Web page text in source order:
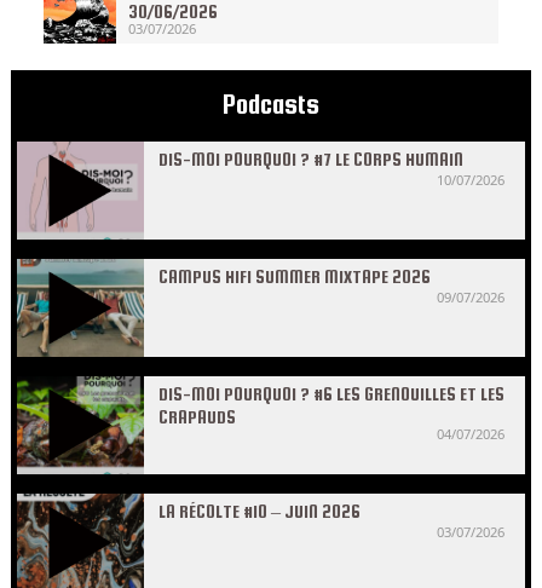
30/06/2026
03/07/2026
Podcasts
DIS-MOI POURQUOI ? #7 LE CORPS HUMAIN
10/07/2026
CAMPUS HIFI SUMMER MIXTAPE 2026
09/07/2026
DIS-MOI POURQUOI ? #6 LES GRENOUILLES ET LES
CRAPAUDS
04/07/2026
LA RÉCOLTE #10 – JUIN 2026
03/07/2026